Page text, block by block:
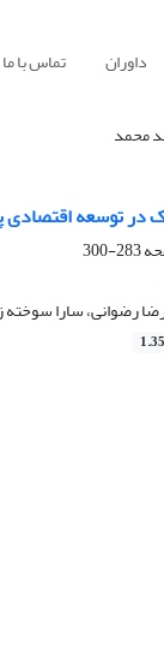
داوران تماس با ما
محمد
توسعه‌ اقتصادی
283-300
رضوانی، سارا سوخته